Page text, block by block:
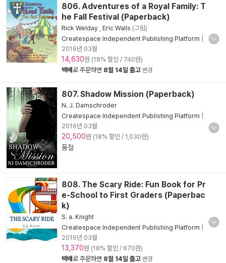
806. Adventures of a Royal Family: T
he Fall Festival (Paperback)
Rick Welday Eric Walls (그림)
Createspace Independent Publishing Platform
2016년 03월
14,630원 (18% 할인 / 740원)
택배로 주문하면 8월 14일 출고 변경
807. Shadow Mission (Paperback)
N. J. Damschroder
Createspace Independent Publishing Platform
2016년 03월
20,500원 (18% 할인 / 1,030원)
품절
808. The Scary Ride: Fun Book for Pr
e-School to First Graders (Paperbac
k)
S. a. Knight
Createspace Independent Publishing Platform
2016년 03월
13,370원 (18% 할인 / 670원)
택배로 주문하면 8월 14일 출고 변경